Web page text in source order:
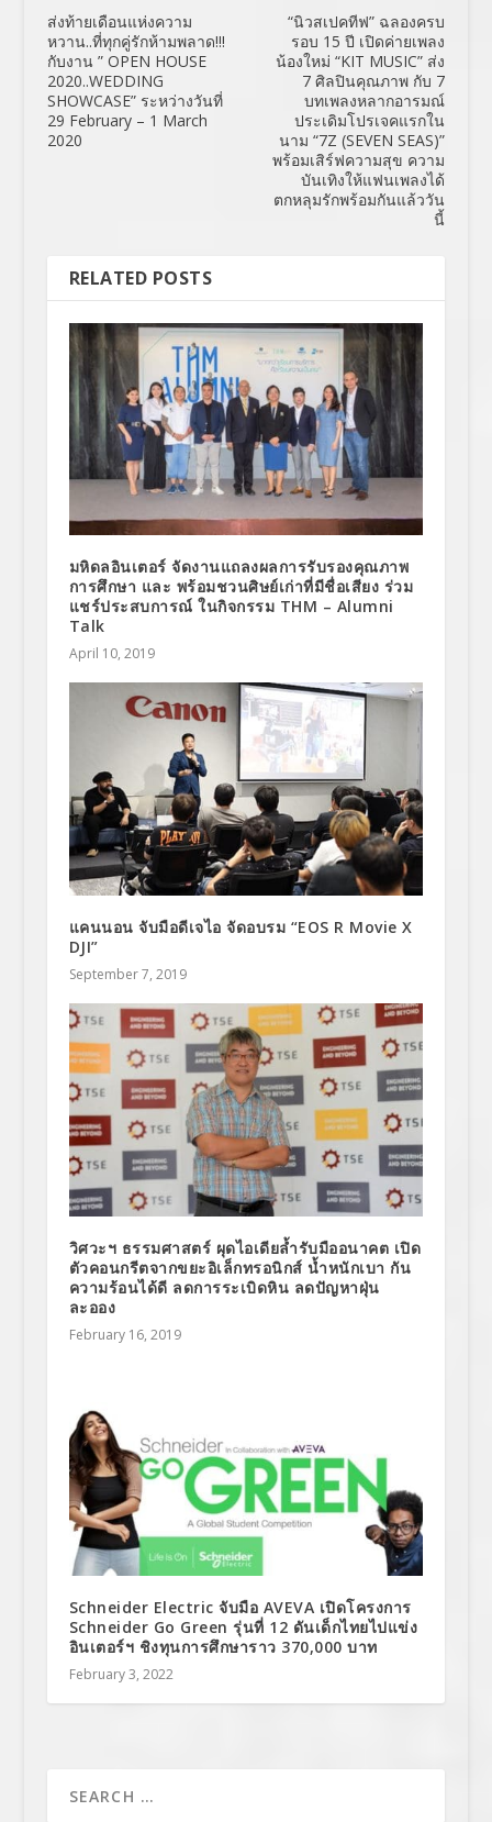
ส่งท้ายเดือนแห่งความ
หวาน..ที่ทุกคู่รักห้ามพลาด!!!
กับงาน ” OPEN HOUSE
2020..WEDDING
SHOWCASE” ระหว่างวันที่
29 February – 1 March
2020
“นิวสเปคทีฟ” ฉลองครบ
รอบ 15 ปี เปิดค่ายเพลง
น้องใหม่ “KIT MUSIC” ส่ง
7 ศิลปินคุณภาพ กับ 7
บทเพลงหลากอารมณ์
ประเดิมโปรเจคแรกใน
นาม “7Z (SEVEN SEAS)”
พร้อมเสิร์ฟความสุข ความ
บันเทิงให้แฟนเพลงได้
ตกหลุมรักพร้อมกันแล้ววัน
นี้
RELATED POSTS
มหิดลอินเตอร์ จัดงานแถลงผลการรับรองคุณภาพ
การศึกษา และ พร้อมชวนศิษย์เก่าที่มีชื่อเสียง ร่วม
แชร์ประสบการณ์ ในกิจกรรม THM – Alumni
Talk
April 10, 2019
แคนนอน จับมือดีเจไอ จัดอบรม “EOS R Movie X
DJI”
September 7, 2019
วิศวะฯ ธรรมศาสตร์ ผุดไอเดียล้ำรับมืออนาคต เปิด
ตัวคอนกรีตจากขยะอิเล็กทรอนิกส์ น้ำหนักเบา กัน
ความร้อนได้ดี ลดการระเบิดหิน ลดปัญหาฝุ่น
ละออง
February 16, 2019
Schneider Electric จับมือ AVEVA เปิดโครงการ
Schneider Go Green รุ่นที่ 12 ดันเด็กไทยไปแข่ง
อินเตอร์ฯ ชิงทุนการศึกษาราว 370,000 บาท
February 3, 2022